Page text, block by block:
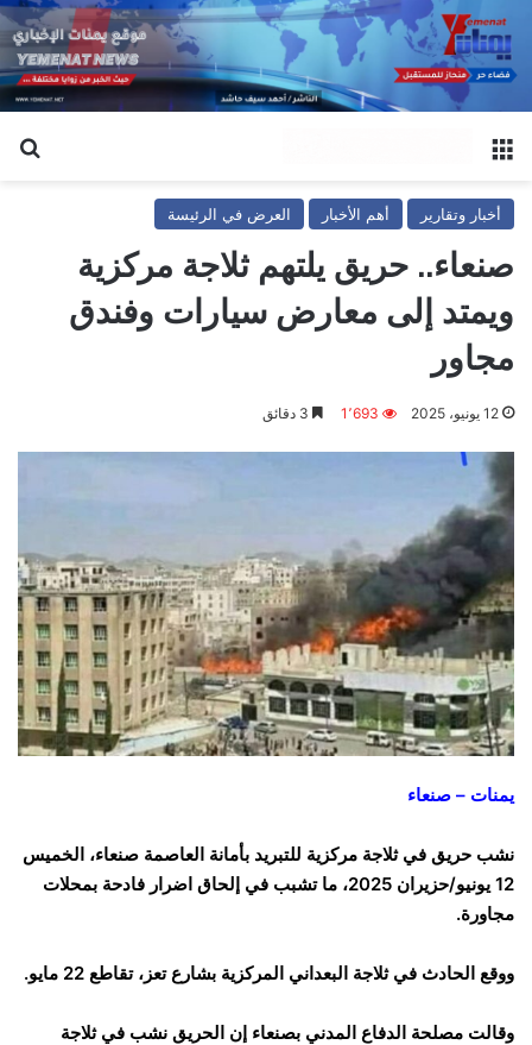
أخبار وتقارير أهم الأخبار العرض في الرئيسة
صنعاء.. حريق يلتهم ثلاجة مركزية
ويمتد إلى معارض سيارات وفندق
مجاور
12 يونيو، 2025 1٬693
يمنات – صنعاء
نشب حريق في ثلاجة مركزية للتبريد بأمانة العاصمة صنعاء، الخميس
12 يونيو/حزيران 2025، ما تشبب في إلحاق اضرار فادحة بمحلات
مجاورة.
ووقع الحادث في ثلاجة البعداني المركزية بشارع تعز، تقاطع 22 مايو.
وقالت مصلحة الدفاع المدني بصنعاء إن الحريق نشب في ثلاجة